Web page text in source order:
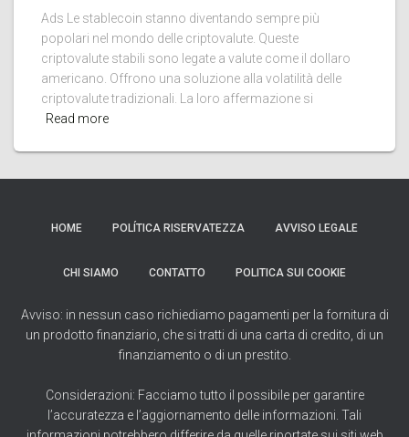
Ads Le stablecoin stanno diventando sempre più
popolari nel mondo delle criptovalute. Queste
criptovalute stabili sono legate a valute come il dollaro
americano. Offrono una soluzione alla volatilità delle
criptovalute tradizionali. La loro affermazione si
Read more
HOME POLÍTICA RISERVATEZZA AVVISO LEGALE
CHI SIAMO CONTATTO POLITICA SUI COOKIE
Avviso: in nessun caso richiediamo pagamenti per la fornitura di
un prodotto finanziario, che si tratti di una carta di credito, di un
finanziamento o di un prestito.
Considerazioni: Facciamo tutto il possibile per garantire
l’accuratezza e l’aggiornamento delle informazioni. Tali